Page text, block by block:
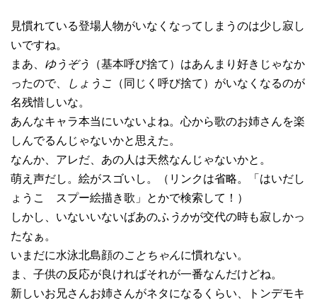
見慣れている登場人物がいなくなってしまうのは少し寂し
いですね。
まあ、 ゆうぞう
（基本呼び捨て）はあんまり好きじゃなか
ったので、
しょうこ
（同じく呼び捨て）がいなくなるのが
名残惜しいな。
あんなキャラ本当にいないよね。心から歌のお姉さんを楽
しんでるんじゃないかと思えた。
なんか、アレだ、あの人は天然なんじゃないかと。
萌え声だし。絵がスゴいし。（リンクは省略。「はいだし
ょうこ スプー絵描き歌」とかで検索して！）
しかし、いないいないばあのふうかが交代の時も寂しかっ
たなぁ。
いまだに水泳北島顔のことちゃんに慣れない。
ま、子供の反応が良ければそれが一番なんだけどね。
新しいお兄さんお姉さんがネタになるくらい、トンデモキ